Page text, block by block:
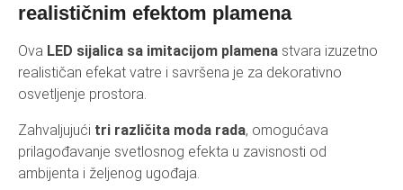
realističnim efektom plamena
Ova LED sijalica sa imitacijom plamena stvara izuzetno
realističan efekat vatre i savršena je za dekorativno
osvetljenje prostora.
Zahvaljujući tri različita moda rada, omogućava
prilagođavanje svetlosnog efekta u zavisnosti od
ambijenta i željenog ugođaja.